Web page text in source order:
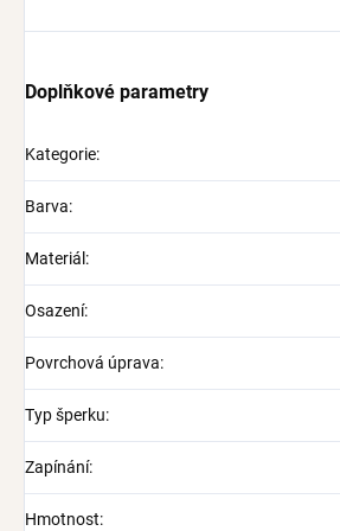
Doplňkové parametry
Kategorie:
Barva:
Materiál :
Osazení:
Povrchová úprava:
Typ šperku:
Zapínání:
Hmotnost: